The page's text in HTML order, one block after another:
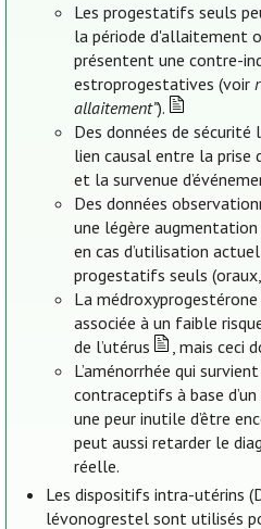
Les progestatifs seuls
la période d'allaitement
présentent une contre-
estroprogestatives (voir
allaitement”).
Des données de
lien causal entre la
et la survenue
Des données
une légère augmentation
en cas d’utilisation
progestatifs seuls
La
associée à un faible
de l’utérus
, mais ceci
L’aménorrhée qui
contraceptifs à base
une peur inutile d’être
peut aussi retarder le
réelle.
Les dispositifs intra-utérins
lévonogrestel sont utilisés